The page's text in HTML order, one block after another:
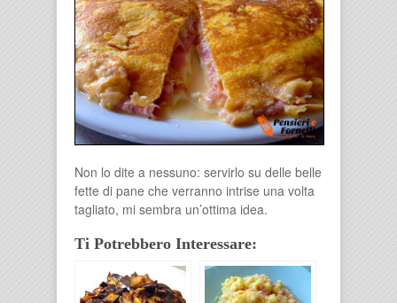
Non lo dite a nessuno: servirlo su delle belle
fette di pane che verranno intrise una volta
tagliato, mi sembra un’ottima idea.
Ti Potrebbero Interessare: